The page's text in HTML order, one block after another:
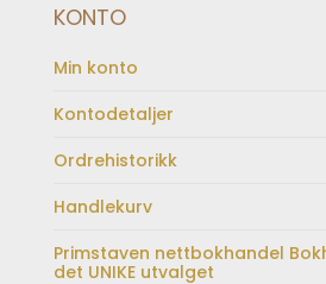
KONTO
Min konto
Kontodetaljer
Ordrehistorikk
Handlekurv
Primstaven nettbokhandel
det UNIKE utvalget